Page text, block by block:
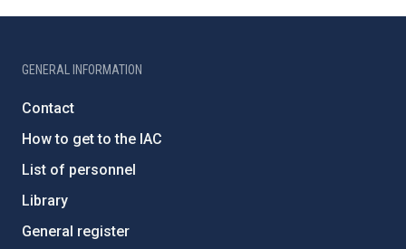
GENERAL INFORMATION
Contact
How to get to the IAC
List of personnel
Library
General register